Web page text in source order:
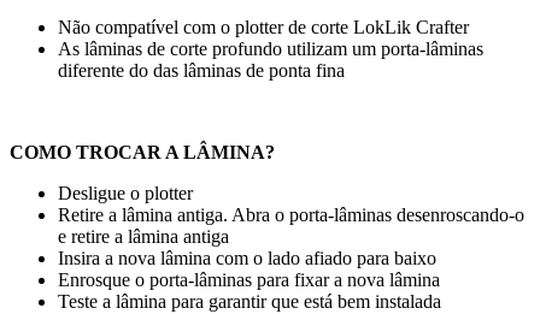
Não compatível com o plotter de corte LokLik Crafter
As lâminas de corte profundo utilizam um porta-lâminas
diferente do das lâminas de ponta fina
COMO TROCAR A LÂMINA?
Desligue o plotter
Retire a lâmina antiga. Abra o porta-lâminas desenroscando-o
e retire a lâmina antiga
Insira a nova lâmina com o lado afiado para baixo
Enrosque o porta-lâminas para fixar a nova lâmina
Teste a lâmina para garantir que está bem instalada